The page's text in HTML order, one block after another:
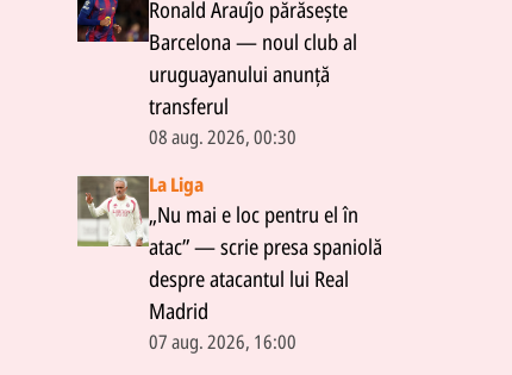
Ronald Araújo părăsește
Barcelona — noul club al
uruguayanului anunță
transferul
08 aug. 2026, 00:30
La Liga
„Nu mai e loc pentru el în
atac” — scrie presa spaniolă
despre atacantul lui Real
Madrid
07 aug. 2026, 16:00